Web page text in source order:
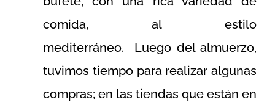
comida, al estilo
mediterráneo. Luego del almuerzo,
tuvimos tiempo para realizar algunas
compras; en las tiendas que están en